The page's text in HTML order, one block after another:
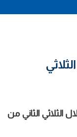
تستقر في حدود 15.4% خلال الثلاثي الثاني من